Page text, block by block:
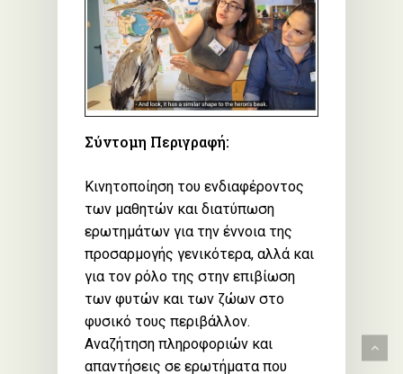
Σύντομη Περιγραφή:
Κινητοποίηση του ενδιαφέροντος
των μαθητών και διατύπωση
ερωτημάτων για την έννοια της
προσαρμογής γενικότερα, αλλά και
για τον ρόλο της στην επιβίωση
των φυτών και των ζώων στο
φυσικό τους περιβάλλον.
Αναζήτηση πληροφοριών και
απαντήσεις σε ερωτήματα που